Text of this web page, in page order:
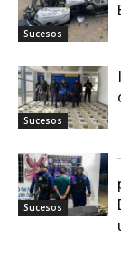
Sucesos
Sucesos
Sucesos